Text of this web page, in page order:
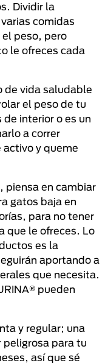
Dividir la
comidas
peso, pero
le ofreces cada
de vida saludable
el peso de tu
interior o es un
a correr
y queme
piensa en cambiar
gatos baja en
para no tener
que le ofreces. Lo
es la
aportando a
que necesita.
pueden
y regular; una
peligrosa para tu
así que sé